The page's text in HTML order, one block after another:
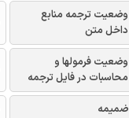
وضعیت ترجمه منابع
داخل متن
وضعیت فرمولها و
محاسبات در فایل ترجمه
ضمیمه